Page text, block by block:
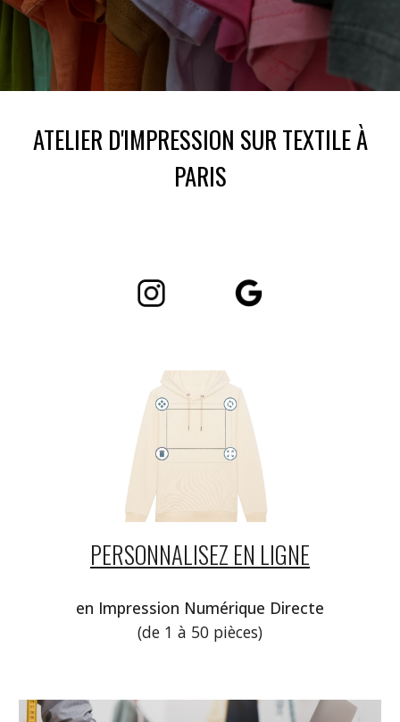
ATELIER D'IMPRESSION SUR TEXTILE À
PARIS
PERSONNALISEZ EN LIGNE
en Impression Numérique Directe
(de 1 à 50 pièces)